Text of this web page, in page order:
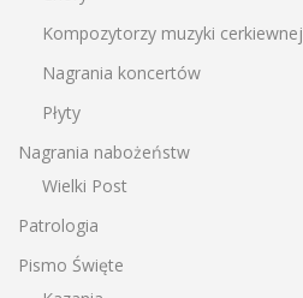
Kompozytorzy muzyki cerkiewnej
Nagrania koncertów
Płyty
Nagrania nabożeństw
Wielki Post
Patrologia
Pismo Święte